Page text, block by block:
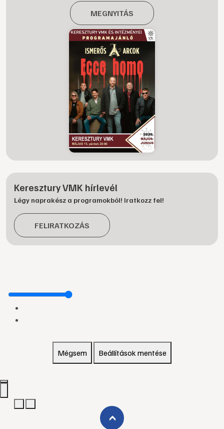
MEGNYITÁS
Keresztury VMK hírlevél
Légy naprakész a programokból! Iratkozz fel!
FELIRATKOZÁS
Mégsem Beállítások mentése
›